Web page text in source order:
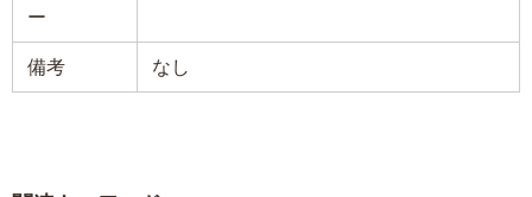
ー
備考 なし